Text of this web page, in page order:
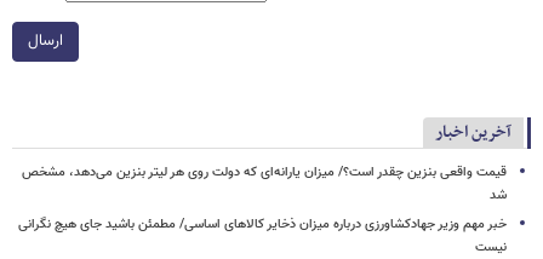
ارسال
آخرین اخبار
قیمت واقعی بنزین چقدر است؟/ میزان یارانه‌ای که دولت روی هر لیتر بنزین می‌دهد، مشخص
شد
خبر مهم وزیر جهادکشاورزی درباره میزان ذخایر کالاهای اساسی/ مطمئن باشید جای هیچ نگرانی
نیست